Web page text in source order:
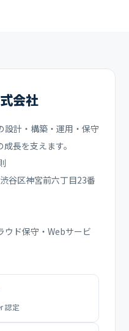
会社
設計・構築・運用・保守
長を支えます。
区神宮前六丁目23番
ド保守・Webサービ
認定